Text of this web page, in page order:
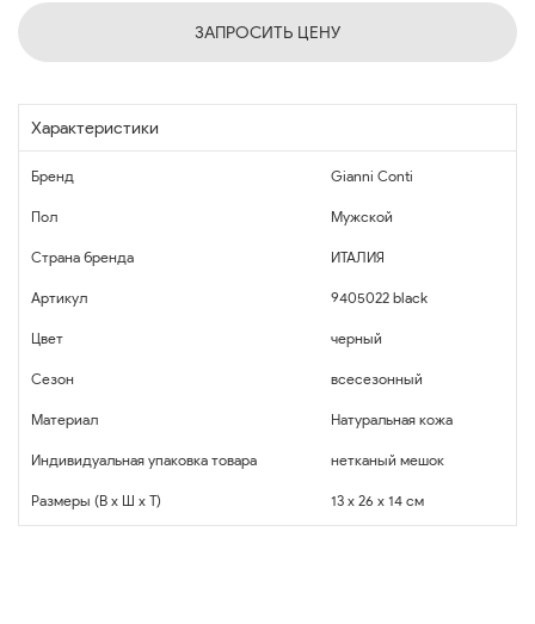
ЗАПРОСИТЬ ЦЕНУ
Характеристики
Бренд Gianni Conti
Пол Мужской
Страна бренда ИТАЛИЯ
Артикул 9405022 black
Цвет черный
Сезон всесезонный
Материал Натуральная кожа
Индивидуальная упаковка товара нетканый мешок
Размеры (В x Ш x Т) 13 x 26 x 14 см